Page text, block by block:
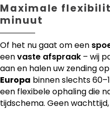
Maximale
minuut
Of het nu gaat om een
eenvaste afspraak – wij
aan en halen uw zending op
Europa binnen slechts
een flexibele ophaling die
tijdschema. Geen